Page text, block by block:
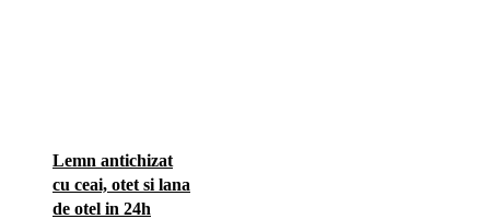
Lemn antichizat
cu ceai, otet si lana
de otel in 24h